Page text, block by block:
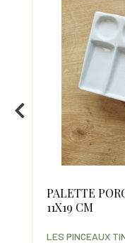
PALETTE
11X19 CM
LES PINCEAUX